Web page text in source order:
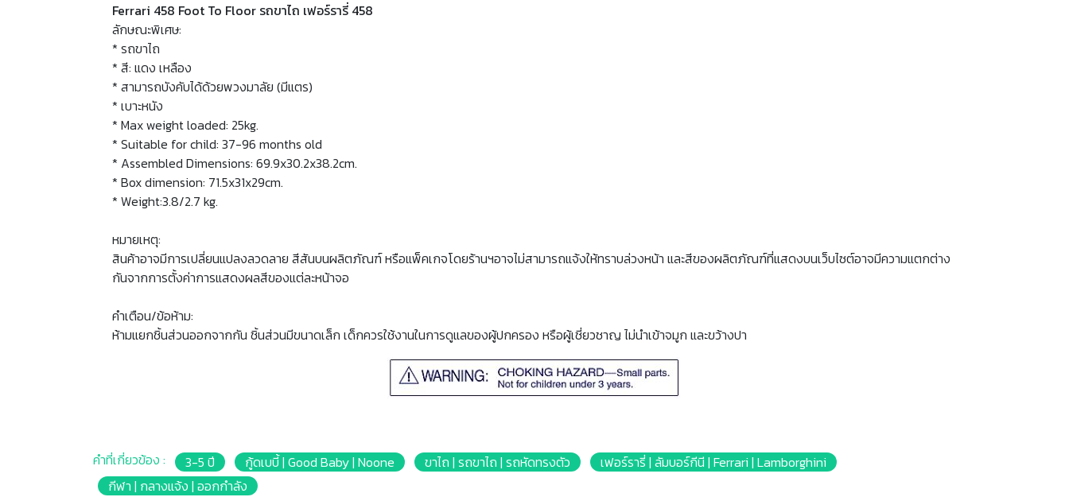
Ferrari 458 Foot To Floor รถขาไถ เฟอร์รารี่ 458
ลักษณะพิเศษ:
* รถขาไถ
* สี: แดง เหลือง
* สามารถบังคับได้ด้วยพวงมาลัย (มีแตร)
* เบาะหนัง
* Max weight loaded: 25kg.
* Suitable for child: 37-96 months old
* Assembled Dimensions: 69.9x30.2x38.2cm.
* Box dimension: 71.5x31x29cm.
* Weight:3.8/2.7 kg.
หมายเหตุ:
สินค้าอาจมีการเปลี่ยนแปลงลวดลาย สีสันบนผลิตภัณฑ์ หรือแพ็คเกจโดยร้านฯอาจไม่สามารถแจ้งให้ทราบล่วงหน้า และสีของผลิตภัณฑ์ที่แสดงบนเว็บไซต์อาจมีความแตกต่าง
กันจากการตั้งค่าการแสดงผลสีของแต่ละหน้าจอ
คำเตือน/ข้อห้าม:
ห้ามแยกชิ้นส่วนออกจากกัน ชิ้นส่วนมีขนาดเล็ก เด็กควรใช้งานในการดูแลของผู้ปกครอง หรือผู้เชี่ยวชาญ ไม่นำเข้าจมูก และขว้างปา
คำที่เกี่ยวข้อง : 3-5 ปี กู้ดเบบี้ | Good Baby | Noone ขาไถ | รถขาไถ | รถหัดทรงตัว
เฟอร์รารี่ | ลัมบอร์กีนี | Ferrari | Lamborghini
กีฬา | กลางแจ้ง | ออกกำลัง